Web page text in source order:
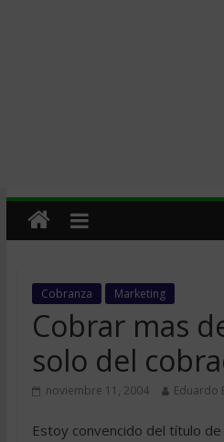
Cobranza Marketing
Cobrar mas
solo del
noviembre 11, 2004 Eduardo
Estoy convencido del título